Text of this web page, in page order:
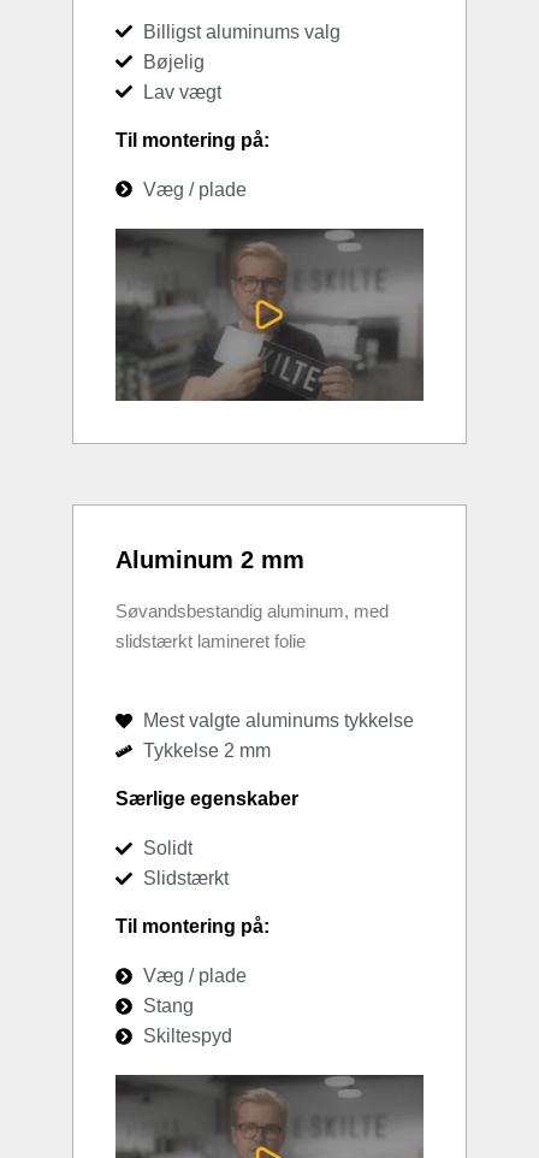
Billigst aluminums valg
Bøjelig
Lav vægt
Til montering på:
Væg / plade
Aluminum 2 mm
Søvandsbestandig aluminum, med
slidstærkt lamineret folie
Mest valgte aluminums tykkelse
Tykkelse 2 mm
Særlige egenskaber
Solidt
Slidstærkt
Til montering på:
Væg / plade
Stang
Skiltespyd